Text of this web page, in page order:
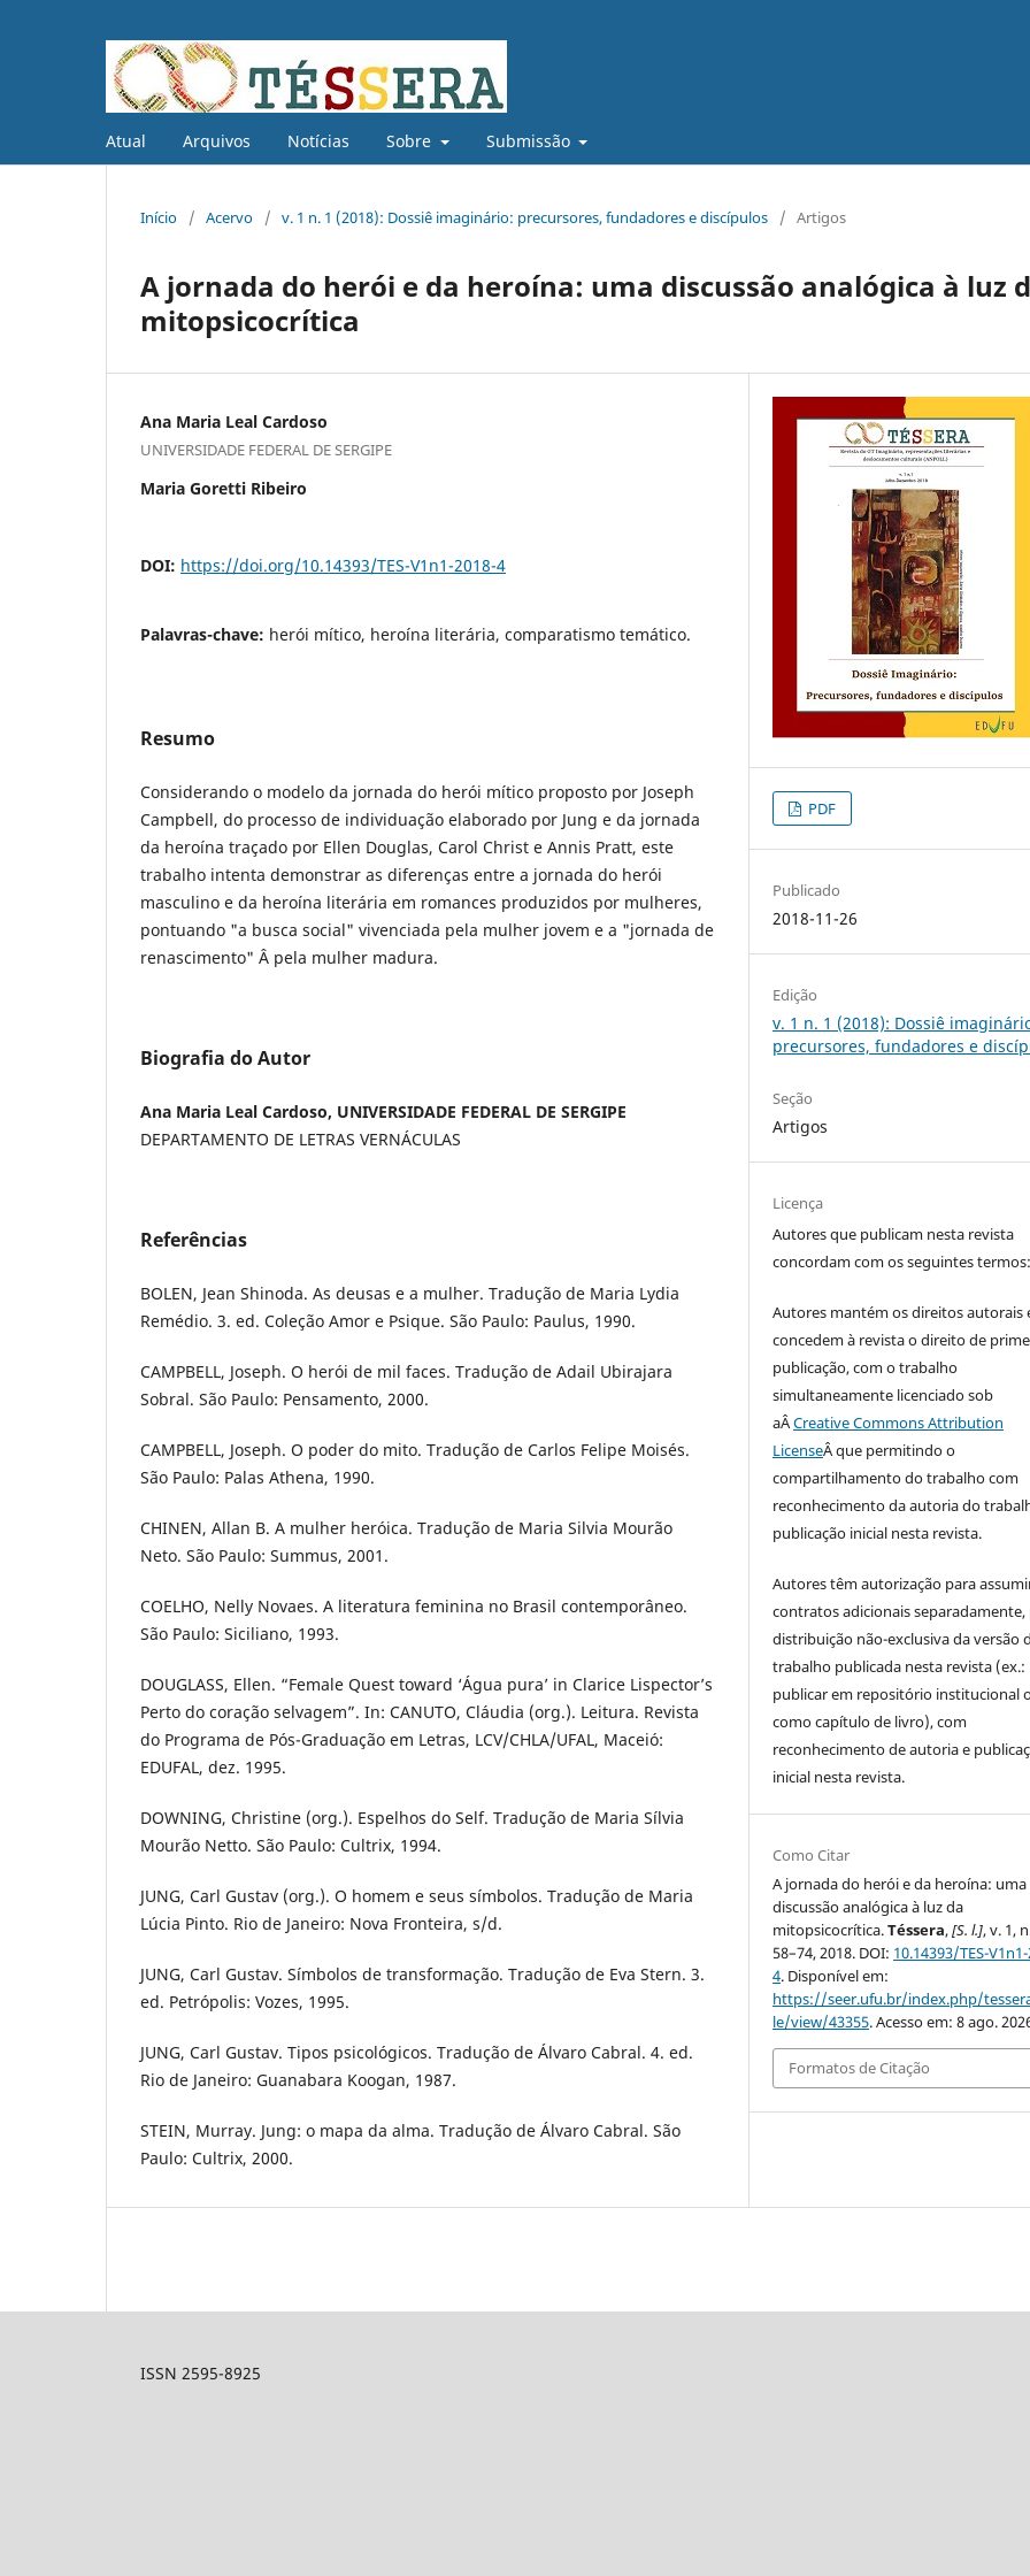
Atual Arquivos Notícias Sobre Submissão
Início / Acervo / v. 1 n. 1 (2018): Dossiê imaginário: precursores, fundadores e discípulos / Artigos
A jornada do herói e da heroína: uma discussão analógica à luz
mitopsicocrítica
Ana Maria Leal Cardoso
UNIVERSIDADE FEDERAL DE SERGIPE
Maria Goretti Ribeiro
DOI: https://doi.org/10.14393/TES-V1n1-2018-4
Palavras-chave: herói mítico, heroína literária, comparatismo temático.
Resumo
Considerando o modelo da jornada do herói mítico proposto por Joseph
Campbell, do processo de individuação elaborado por Jung e da jornada
da heroína traçado por Ellen Douglas, Carol Christ e Annis Pratt, este
trabalho intenta demonstrar as diferenças entre a jornada do herói
masculino e da heroína literária em romances produzidos por mulheres,
pontuando "a busca social" vivenciada pela mulher jovem e a "jornada de
renascimento" Â pela mulher madura.
Biografia do Autor
Ana Maria Leal Cardoso, UNIVERSIDADE FEDERAL DE SERGIPE
DEPARTAMENTO DE LETRAS VERNÁCULAS
Referências
BOLEN, Jean Shinoda. As deusas e a mulher. Tradução de Maria Lydia
Remédio. 3. ed. Coleção Amor e Psique. São Paulo: Paulus, 1990.
CAMPBELL, Joseph. O herói de mil faces. Tradução de Adail Ubirajara
Sobral. São Paulo: Pensamento, 2000.
CAMPBELL, Joseph. O poder do mito. Tradução de Carlos Felipe Moisés.
São Paulo: Palas Athena, 1990.
CHINEN, Allan B. A mulher heróica. Tradução de Maria Silvia Mourão
Neto. São Paulo: Summus, 2001.
COELHO, Nelly Novaes. A literatura feminina no Brasil contemporâneo.
São Paulo: Siciliano, 1993.
DOUGLASS, Ellen. “Female Quest toward ‘Água pura’ in Clarice Lispector’s
Perto do coração selvagem”. In: CANUTO, Cláudia (org.). Leitura. Revista
do Programa de Pós-Graduação em Letras, LCV/CHLA/UFAL, Maceió:
EDUFAL, dez. 1995.
DOWNING, Christine (org.). Espelhos do Self. Tradução de Maria Sílvia
Mourão Netto. São Paulo: Cultrix, 1994.
JUNG, Carl Gustav (org.). O homem e seus símbolos. Tradução de Maria
Lúcia Pinto. Rio de Janeiro: Nova Fronteira, s/d.
JUNG, Carl Gustav. Símbolos de transformação. Tradução de Eva Stern. 3.
ed. Petrópolis: Vozes, 1995.
JUNG, Carl Gustav. Tipos psicológicos. Tradução de Álvaro Cabral. 4. ed.
Rio de Janeiro: Guanabara Koogan, 1987.
STEIN, Murray. Jung: o mapa da alma. Tradução de Álvaro Cabral. São
Paulo: Cultrix, 2000.
PDF
Publicado
2018-11-26
Edição
v. 1 n. 1 (2018): Dossiê
precursores, fundadores e
Seção
Artigos
Licença
Autores que publicam nesta revista
concordam com os seguintes termos:
Autores mantém os direitos autorais
concedem à revista o direito de
publicação, com o trabalho
simultaneamente licenciado sob
aÂCreative Commons Attribution
LicenseÂ que permitindo o
compartilhamento do trabalho com
reconhecimento da autoria do
publicação inicial nesta revista.
Autores têm autorização para
contratos adicionais separadamente,
distribuição não-exclusiva da versão
trabalho publicada nesta revista (ex.:
publicar em repositório institucional
como capítulo de livro), com
reconhecimento de autoria e
inicial nesta revista.
Como Citar
A jornada do herói e da heroína: uma
discussão analógica à luz da
mitopsicocrítica.Téssera,[S. l.], v. 1,
58–74, 2018. DOI: 10.14393/TES-
4. Disponível em:
https://seer.ufu.br/index.php/
le/view/43355. Acesso em: 8 ago.
Formatos de Citação
ISSN 2595-8925